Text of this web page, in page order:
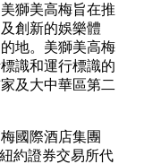
獅美高梅旨在推
創新的娛樂體
地。美獅美高梅
識和運行標識的
及大中華區第二
國際酒店集團
紐約證券交易所代